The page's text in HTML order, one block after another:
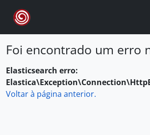
Skip to main content
Foi encontrado um erro
Elasticsearch erro:
Voltar à página anterior.